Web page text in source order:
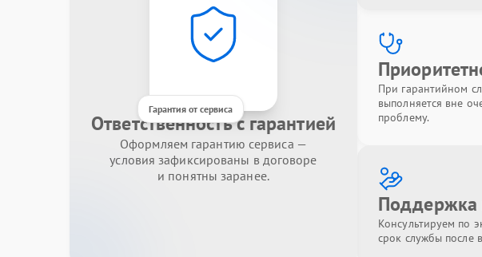
Гарантия от сервиса
Ответственность с гарантией
Оформляем гарантию сервиса —
условия зафиксированы в договоре
и понятны заранее.
При гарантийном
выполняется вне
проблему.
Поддержка
Консультируем по
срок службы после